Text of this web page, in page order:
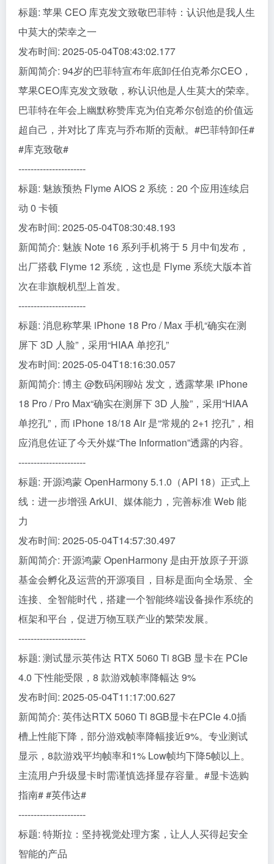
标题: 苹果 CEO 库克发文致敬巴菲特：认识他是我人生
中莫大的荣幸之一
发布时间: 2025-05-04T08:43:02.177
新闻简介: 94岁的巴菲特宣布年底卸任伯克希尔CEO，
苹果CEO库克发文致敬，称认识他是人生莫大的荣幸。
巴菲特在年会上幽默称赞库克为伯克希尔创造的价值远
超自己，并对比了库克与乔布斯的贡献。#巴菲特卸任#
#库克致敬#
----------------------
标题: 魅族预热 Flyme AIOS 2 系统：20 个应用连续启
动 0 卡顿
发布时间: 2025-05-04T08:30:48.193
新闻简介: 魅族 Note 16 系列手机将于 5 月中旬发布，
出厂搭载 Flyme 12 系统，这也是 Flyme 系统大版本首
次在非旗舰机型上首发。
----------------------
标题: 消息称苹果 iPhone 18 Pro / Max 手机“确实在测
屏下 3D 人脸”，采用“HIAA 单挖孔”
发布时间: 2025-05-04T18:16:30.057
新闻简介: 博主 @数码闲聊站 发文，透露苹果 iPhone
18 Pro / Pro Max“确实在测屏下 3D 人脸”，采用“HIAA
单挖孔”，而 iPhone 18/18 Air 是“常规的 2+1 挖孔”，相
应消息佐证了今天外媒“The Information”透露的内容。
----------------------
标题: 开源鸿蒙 OpenHarmony 5.1.0（API 18）正式上
线：进一步增强 ArkUI、媒体能力，完善标准 Web 能
力
发布时间: 2025-05-04T14:57:30.497
新闻简介: 开源鸿蒙 OpenHarmony 是由开放原子开源
基金会孵化及运营的开源项目，目标是面向全场景、全
连接、全智能时代，搭建一个智能终端设备操作系统的
框架和平台，促进万物互联产业的繁荣发展。
----------------------
标题: 测试显示英伟达 RTX 5060 Ti 8GB 显卡在 PCIe
4.0 下性能受限，8 款游戏帧率降幅达 9%
发布时间: 2025-05-04T11:17:00.627
新闻简介: 英伟达RTX 5060 Ti 8GB显卡在PCIe 4.0插
槽上性能下降，部分游戏帧率降幅接近9%。专业测试
显示，8款游戏平均帧率和1% Low帧均下降5帧以上。
主流用户升级显卡时需谨慎选择显存容量。#显卡选购
指南# #英伟达#
----------------------
标题: 特斯拉：坚持视觉处理方案，让人人买得起安全
智能的产品